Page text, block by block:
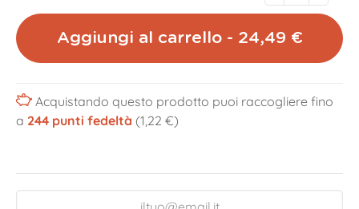
Aggiungi al carrello - 24,49 €
Acquistando questo prodotto puoi raccogliere fino
a 244 punti fedeltà (1,22 €)